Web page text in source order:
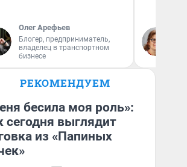
Олег Арефьев
Блогер, предприниматель,
владелец в транспортном
бизнесе
РЕКОМЕНДУЕМ
бесила моя роль»:
сегодня выглядит
из «Папиных